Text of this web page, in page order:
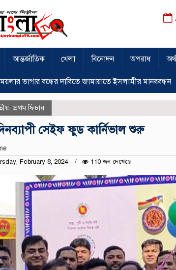
আন্তর্জাতিক খেলা বিনোদন অপরাধ
ময়লার ভাগার বন্ধের দাবিতে জামায়াতে ইসলামীর মানববন্ধন
প্রথম ফিচার
সেইফ ফুড কার্নিভাল শুরু
February 8, 2024 110 জন দেখেছে